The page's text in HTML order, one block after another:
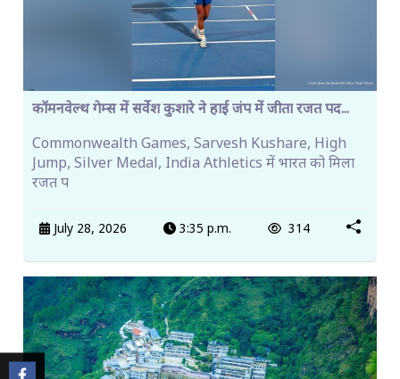
कॉमनवेल्थ गेम्स में सर्वेश कुशारे ने हाई जंप में जीता रजत पद...
Commonwealth Games, Sarvesh Kushare, High
Jump, Silver Medal, India Athletics में भारत को मिला
रजत प
July 28, 2026 3:35 p.m. 314